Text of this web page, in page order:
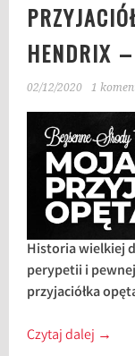
HENDRIX
02/12/2020 1
Historia wielkiej
perypetii i
przyjaciółka
Czytaj dalej →